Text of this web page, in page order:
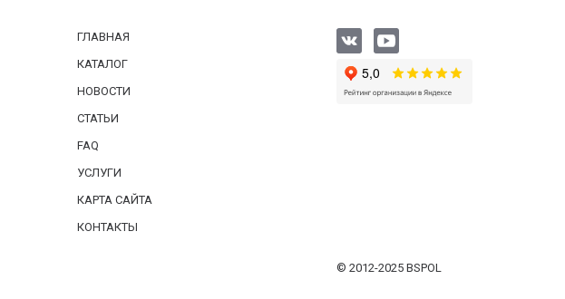
ГЛАВНАЯ
КАТАЛОГ
НОВОСТИ
СТАТЬИ
FAQ
УСЛУГИ
КАРТА САЙТА
КОНТАКТЫ
© 2012-2025 BSPOL